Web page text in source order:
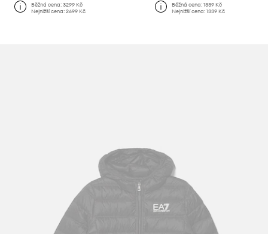
Běžná cena:3299 Kč
Nejnižší cena:2699 Kč
Běžná cena: 1339 Kč
Nejnižší cena: 1339 Kč